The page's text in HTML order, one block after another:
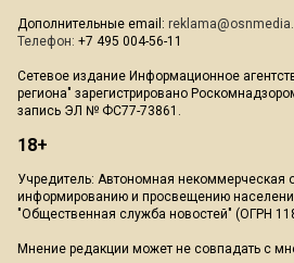
Дополнительные email:
Телефон: +7 495 004-56-11
Сетевое издание Информационное
региона" зарегистрировано
запись ЭЛ № ФС77-73861.
18+
Учредитель: Автономная некоммерческая
информированию и просвещению
"Общественная служба новостей" (ОГРН
Мнение редакции может не совпадать с